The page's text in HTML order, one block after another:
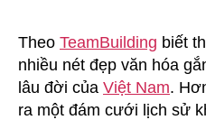
Theo TeamBuilding biết
nhiều nét đẹp văn hóa
lâu đời của Việt Nam.
ra một đám cưới lịch sử